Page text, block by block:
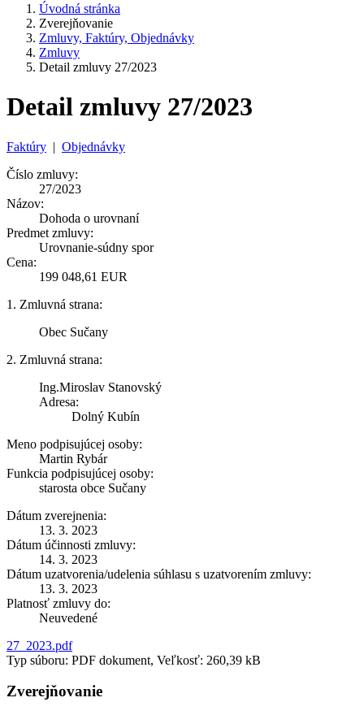
Úvodná stránka
Zverejňovanie
Zmluvy, Faktúry, Objednávky
Zmluvy
Detail zmluvy 27/2023
Detail zmluvy 27/2023
Faktúry | Objednávky
Číslo zmluvy:
27/2023
Názov:
Dohoda o urovnaní
Predmet zmluvy:
Urovnanie-súdny spor
Cena:
199 048,61 EUR
1. Zmluvná strana:
Obec Sučany
2. Zmluvná strana:
Ing.Miroslav Stanovský
Adresa:
Dolný Kubín
Meno podpisujúcej osoby:
Martin Rybár
Funkcia podpisujúcej osoby:
starosta obce Sučany
Dátum zverejnenia:
13. 3. 2023
Dátum účinnosti zmluvy:
14. 3. 2023
Dátum uzatvorenia/udelenia súhlasu s uzatvorením zmluvy:
13. 3. 2023
Platnosť zmluvy do:
Neuvedené
27_2023.pdf
Typ súboru: PDF dokument, Veľkosť: 260,39 kB
Zverejňovanie